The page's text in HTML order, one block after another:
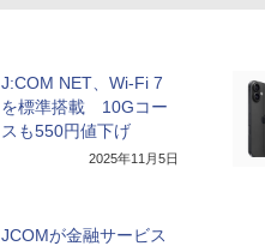
J:COM NET、Wi-Fi 7
を標準搭載 10Gコー
スも550円値下げ
2025年11月5日
JCOMが金融サービス